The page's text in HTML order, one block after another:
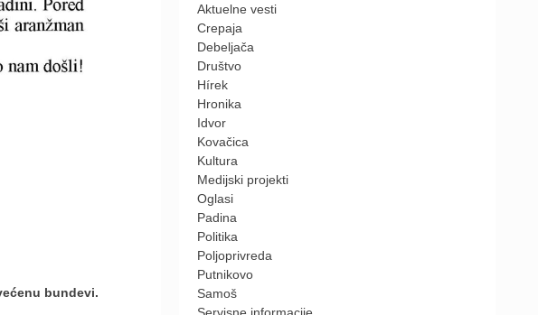
bundevi.
Aktuelne vesti
Crepaja
Debeljača
Društvo
Hírek
Hronika
Idvor
Kovačica
Kultura
Medijski projekti
Oglasi
Padina
Politika
Poljoprivreda
Putnikovo
Samoš
Servisne informacije